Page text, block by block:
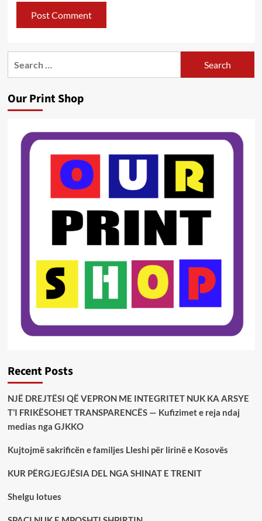
Our Print Shop
Recent Posts
NJË DREJTËSI QË VEPRON ME INTEGRITET NUK KA ARSYE
T’I FRIKËSOHET TRANSPARENCËS — Kufizimet e reja ndaj
medias nga GJKKO
Kujtojmë sakrificën e familjes Lleshi për lirinë e Kosovës
KUR PËRGJEGJËSIA DEL NGA SHINAT E TRENIT
Shelgu lotues